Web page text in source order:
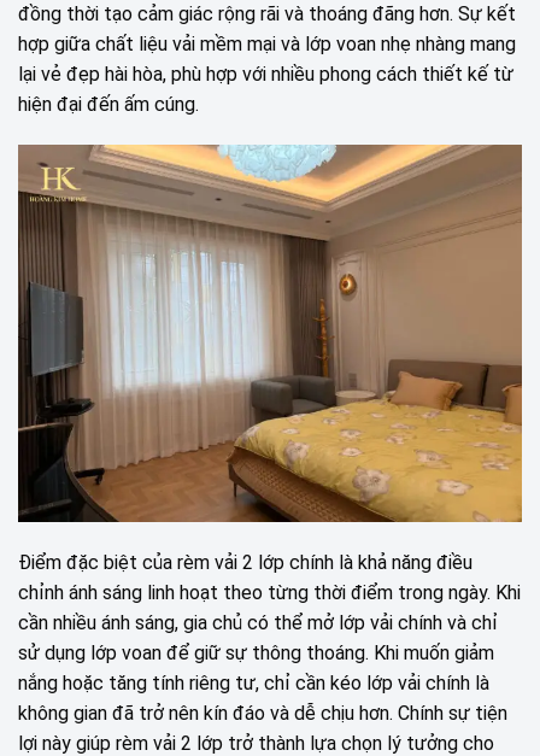
đồng thời tạo cảm giác rộng rãi và thoáng đãng hơn. Sự kết
hợp giữa chất liệu vải mềm mại và lớp voan nhẹ nhàng mang
lại vẻ đẹp hài hòa, phù hợp với nhiều phong cách thiết kế từ
hiện đại đến ấm cúng.
Điểm đặc biệt của rèm vải 2 lớp chính là khả năng điều
chỉnh ánh sáng linh hoạt theo từng thời điểm trong ngày. Khi
cần nhiều ánh sáng, gia chủ có thể mở lớp vải chính và chỉ
sử dụng lớp voan để giữ sự thông thoáng. Khi muốn giảm
nắng hoặc tăng tính riêng tư, chỉ cần kéo lớp vải chính là
không gian đã trở nên kín đáo và dễ chịu hơn. Chính sự tiện
lợi này giúp rèm vải 2 lớp trở thành lựa chọn lý tưởng cho